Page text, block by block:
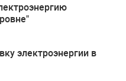
электроэнергии в